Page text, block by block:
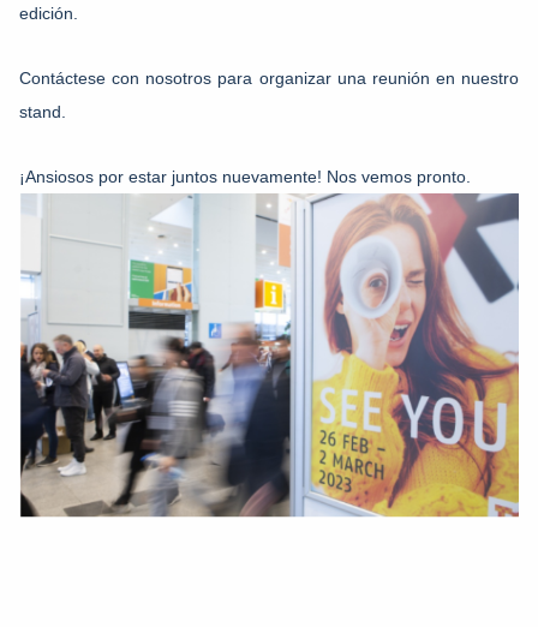
edición.
Contáctese con nosotros para organizar una reunión en nuestro
stand.
¡Ansiosos por estar juntos nuevamente! Nos vemos pronto.